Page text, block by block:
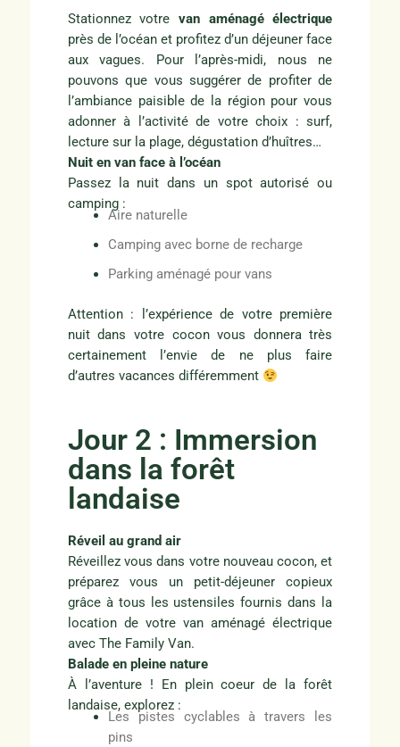
Stationnez votre van aménagé électrique
près de l’océan et profitez d’un déjeuner face
aux vagues. Pour l’après-midi, nous ne
pouvons que vous suggérer de profiter de
l’ambiance paisible de la région pour vous
adonner à l’activité de votre choix : surf,
lecture sur la plage, dégustation d’huîtres…
Nuit en van face à l’océan
Passez la nuit dans un spot autorisé ou
camping :
Aire naturelle
Camping avec borne de recharge
Parking aménagé pour vans
Attention : l’expérience de votre première
nuit dans votre cocon vous donnera très
certainement l’envie de ne plus faire
d’autres vacances différemment
Jour 2 : Immersion
dans la forêt
landaise
Réveil au grand air
Réveillez vous dans votre nouveau cocon, et
préparez vous un petit-déjeuner copieux
grâce à tous les ustensiles fournis dans la
location de votre van aménagé électrique
avec The Family Van.
Balade en pleine nature
À l’aventure ! En plein coeur de la forêt
landaise, explorez :
Les pistes cyclables à travers les
pins